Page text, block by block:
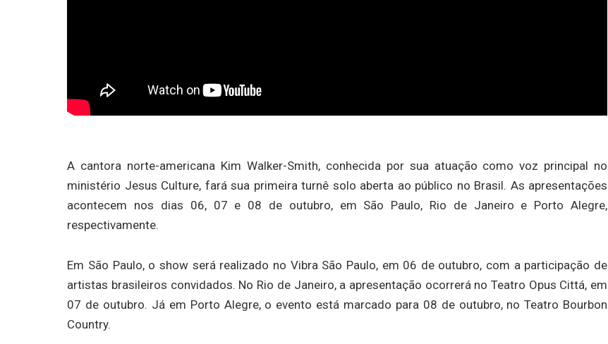
A cantora norte-americana Kim Walker-Smith, conhecida por sua atuação como voz principal no
ministério Jesus Culture, fará sua primeira turnê solo aberta ao público no Brasil. As apresentações
acontecem nos dias 06, 07 e 08 de outubro, em São Paulo, Rio de Janeiro e Porto Alegre,
respectivamente.
Em São Paulo, o show será realizado no Vibra São Paulo, em 06 de outubro, com a participação de
artistas brasileiros convidados. No Rio de Janeiro, a apresentação ocorrerá no Teatro Opus Cittá, em
07 de outubro. Já em Porto Alegre, o evento está marcado para 08 de outubro, no Teatro Bourbon
Country.